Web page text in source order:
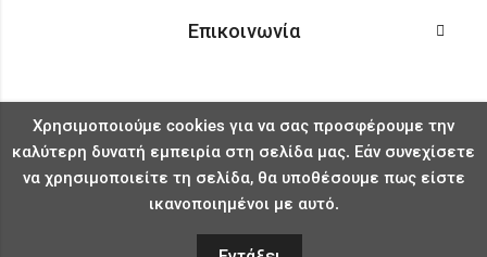
Επικοινωνία
Χρησιμοποιούμε cookies για να σας προσφέρουμε την
καλύτερη δυνατή εμπειρία στη σελίδα μας. Εάν συνεχίσετε
να χρησιμοποιείτε τη σελίδα, θα υποθέσουμε πως είστε
ικανοποιημένοι με αυτό.